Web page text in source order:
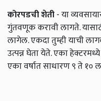
कोरपडची शेती- या
गुंतवणूक करावी लागते.
लागेल. एकदा तुम्ही याची
उत्पन्न घेता येते. एका
एका वर्षात साधारण ९ ते